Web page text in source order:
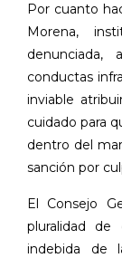
Por cuanto
Morena,
denunciada,
conductas
inviable
cuidado para
dentro del
sanción por
El Consejo
pluralidad de
indebida de